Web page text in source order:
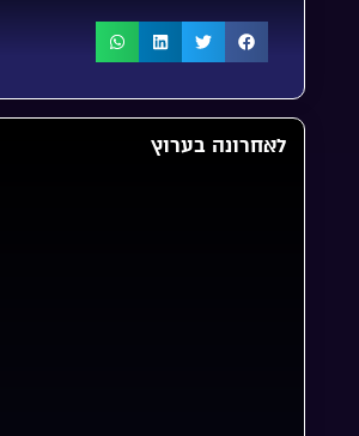
לאחרונה בערוץ